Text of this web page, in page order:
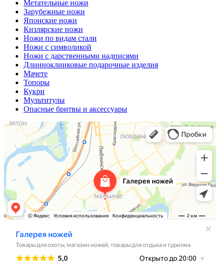
Метательные ножи
Зарубежные ножи
Японские ножи
Кизлярские ножи
Ножи по видам стали
Ножи с символикой
Ножи с дарственными надписями
Длинноклинковые подарочные изделия
Мачете
Топоры
Кукри
Мультитулы
Опасные бритвы и аксессуары